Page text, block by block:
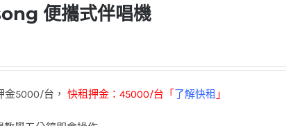
便攜式伴唱機
5000/台， 快租押金：45000/台「 了解快租 」